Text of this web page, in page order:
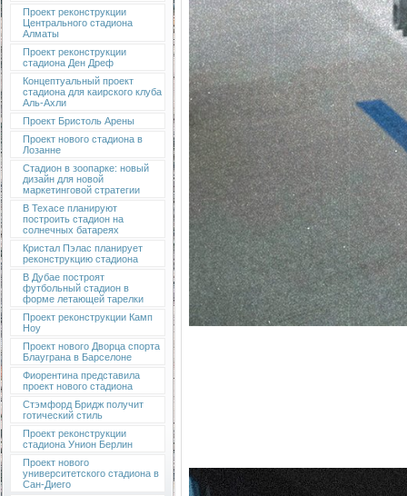
Проект реконструкции
Центрального стадиона
Алматы
Проект реконструкции
стадиона Ден Дреф
Концептуальный проект
стадиона для каирского клуба
Аль-Ахли
Проект Бристоль Арены
Проект нового стадиона в
Лозанне
Стадион в зоопарке: новый
дизайн для новой
маркетинговой стратегии
В Техасе планируют
построить стадион на
солнечных батареях
Кристал Пэлас планирует
реконструкцию стадиона
В Дубае построят
футбольный стадион в
форме летающей тарелки
Проект реконструкции Камп
Ноу
Проект нового Дворца спорта
Блауграна в Барселоне
Фиорентина представила
проект нового стадиона
Стэмфорд Бридж получит
готический стиль
Проект реконструкции
стадиона Унион Берлин
Проект нового
университетского стадиона в
Сан-Диего